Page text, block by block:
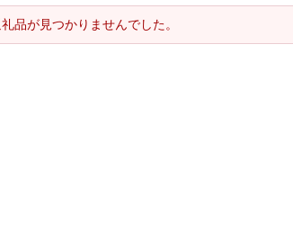
品が見つかりませんでした。